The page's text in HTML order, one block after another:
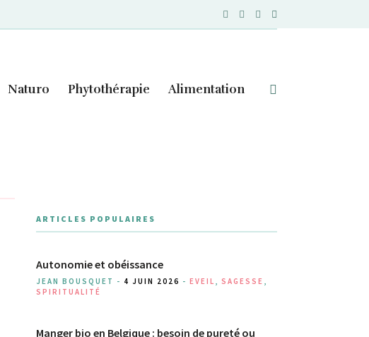
Naturo Phytothérapie Alimentation
ARTICLES POPULAIRES
Autonomie et obéissance
JEAN BOUSQUET - 4 JUIN 2026 - EVEIL , SAGESSE ,
SPIRITUALITÉ
Manger bio en Belgique : besoin de pureté ou